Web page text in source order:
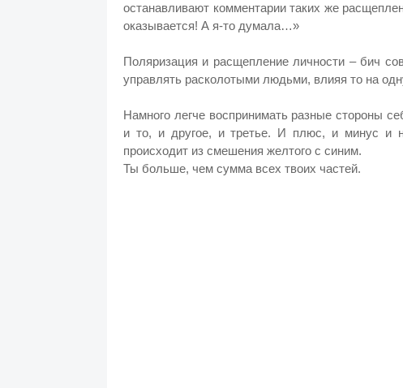
останавливают комментарии таких же
оказывается! А я-то думала…»
Поляризация и расщепление личности – бич
управлять расколотыми людьми, влияя то на
Намного легче воспринимать разные стороны
и то, и другое, и третье. И плюс, и минус и
происходит из смешения желтого с синим.
Ты больше, чем сумма всех твоих частей.